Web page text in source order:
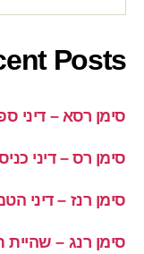
Posts
סימן רסא – דיני
סימן רס – דיני
סימן רנז – דיני
סימן רנג –